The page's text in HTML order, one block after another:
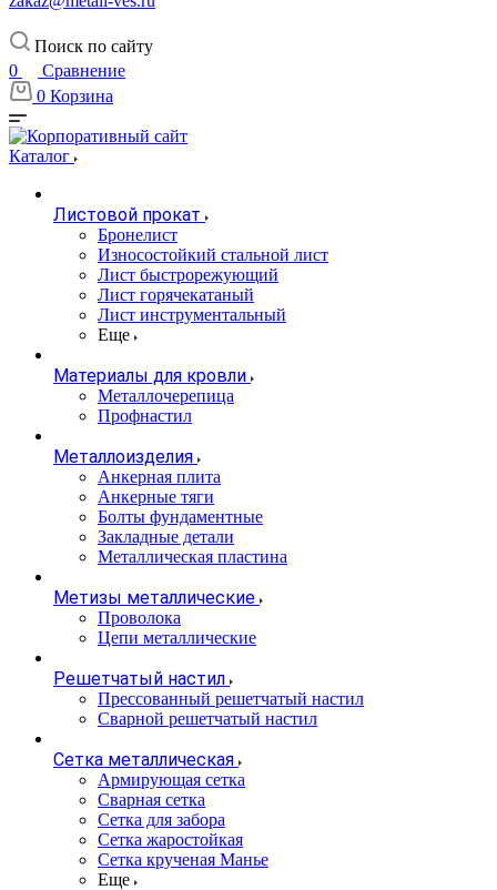
Поиск по сайту
0
Сравнение
0 Корзина
Каталог
Листовой прокат
Бронелист
Износостойкий стальной лист
Лист быстрорежующий
Лист горячекатаный
Лист инструментальный
Еще
Материалы для кровли
Металлочерепица
Профнастил
Металлоизделия
Анкерная плита
Анкерные тяги
Болты фундаментные
Закладные детали
Металлическая пластина
Метизы металлические
Проволока
Цепи металлические
Решетчатый настил
Прессованный решетчатый настил
Сварной решетчатый настил
Сетка металлическая
Армирующая сетка
Сварная сетка
Сетка для забора
Сетка жаростойкая
Сетка крученая Манье
Еще